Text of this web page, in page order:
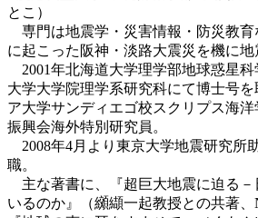
とこ）
専門は地震学・災害情報・防災教育
に起こった阪神・淡路大震災を機に地
2001年北海道大学理学部地球惑星科
大学大学院理学系研究科にて博士号
ア大学サンディエゴ校スクリプス海
振興会海外特別研究員。
2008年4月より東京大学地震研究所
職。
主な著書に、『超巨大地震に迫る－
いるのか』（纐纈一起教授との共著、